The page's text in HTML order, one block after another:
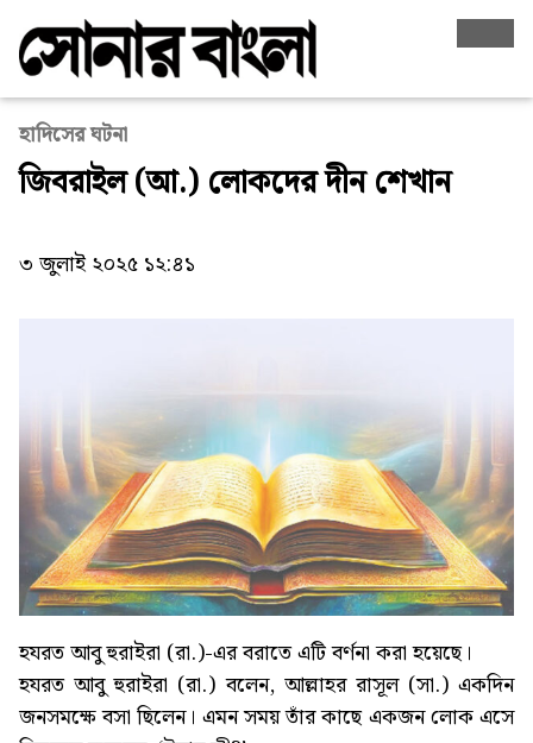
হাদিসের ঘটনা
জিবরাইল (আ.) লোকদের দীন শেখান
৩ জুলাই ২০২৫ ১২:৪১
হযরত আবু হুরাইরা (রা.)-এর বরাতে এটি বর্ণনা করা হয়েছে।
হযরত আবু হুরাইরা (রা.) বলেন, আল্লাহর রাসূল (সা.) একদিন
জনসমক্ষে বসা ছিলেন। এমন সময় তাঁর কাছে একজন লোক এসে